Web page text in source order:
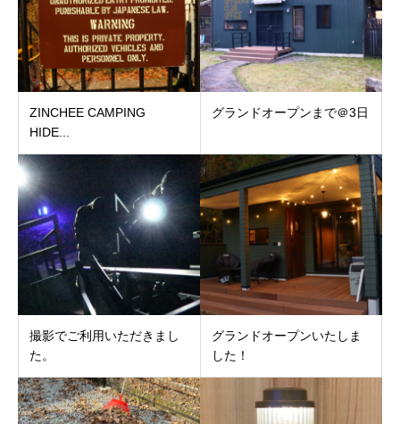
ZINCHEE CAMPING
HIDE...
グランドオープンまで＠3日
撮影でご利用いただきまし
た。
グランドオープンいたしま
した！